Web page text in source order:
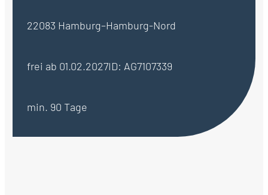
22083 Hamburg–Hamburg-Nord
frei ab 01.02.2027ID: AG7107339
min. 90 Tage